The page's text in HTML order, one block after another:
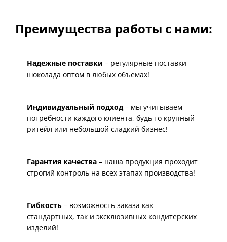
Преимущества работы с нами:
Надежные поставки – регулярные поставки
шоколада оптом в любых объемах!
Индивидуальный подход– мы учитываем
потребности каждого клиента, будь то крупный
ритейл или небольшой сладкий бизнес!
Гарантия качества– наша продукция проходит
строгий контроль на всех этапах производства!
Гибкость – возможность заказа как
стандартных, так и эксклюзивных кондитерских
изделий!